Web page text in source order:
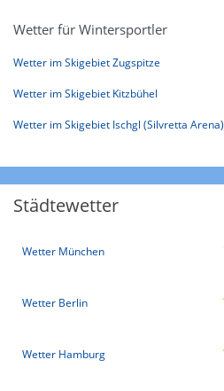
Wetter für Wintersportler
Wetter im Skigebiet Zugspitze
Wetter im Skigebiet Kitzbühel
Wetter im Skigebiet Ischgl (Silvretta Arena)
Städtewetter
Wetter München
Wetter Berlin
Wetter Hamburg